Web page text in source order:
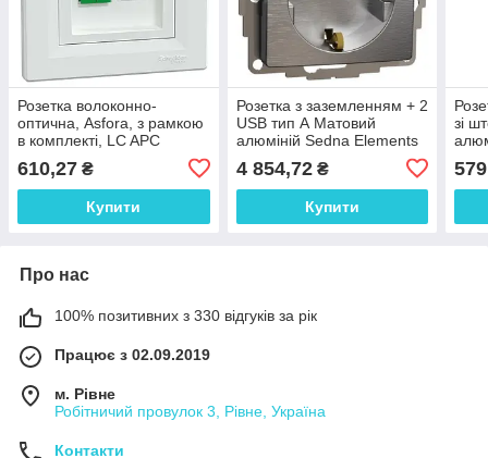
Розетка волоконно-
оптична, Asfora, з рамкою
в комплекті, LC APC
610,27 ₴
Купити
Розетка з заземленням + 2
USB тип А Матовий
алюміній Sedna Elements
4 854,72₴
Купити
зі
Про нас
100% позитивних з 330 відгуків за рік
Працює з 02.09.2019
м. Рівне
Робітничий провулок 3, Рівне, Україна
Контакти